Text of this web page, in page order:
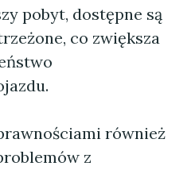
pobyt, dostępne są
co zwiększa
również
z